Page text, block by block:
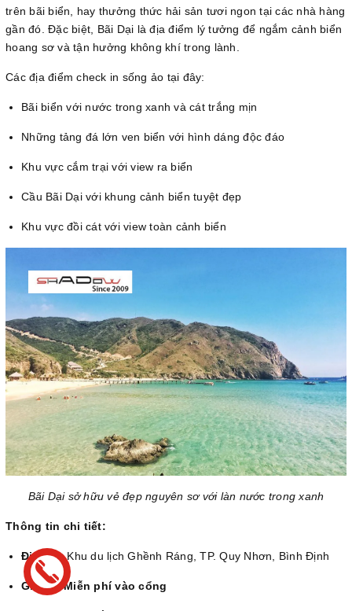
trên bãi biển, hay thưởng thức hải sản tươi ngon tại các nhà hàng
gần đó. Đặc biệt, Bãi Dại là địa điểm lý tưởng để ngắm cảnh biển
hoang sơ và tận hưởng không khí trong lành.
Các địa điểm check in sống ảo tại đây:
Bãi biển với nước trong xanh và cát trắng mịn
Những tảng đá lớn ven biển với hình dáng độc đáo
Khu vực cắm trại với view ra biển
Cầu Bãi Dại với khung cảnh biển tuyệt đẹp
Khu vực đồi cát với view toàn cảnh biển
Bãi Dại sở hữu vẻ đẹp nguyên sơ với làn nước trong xanh
Thông tin chi tiết:
Địa chỉ:Khu du lịch Ghềnh Ráng, TP. Quy Nhơn, Bình Định
Giá vé: Miễn phí vào cổng